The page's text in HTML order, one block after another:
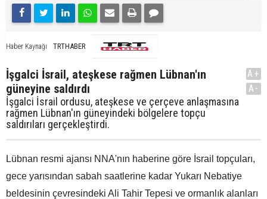
Haber Kaynağı TRTHABER
İşgalci İsrail, ateşkese rağmen Lübnan'ın
güneyine saldırdı
İşgalci İsrail ordusu, ateşkese ve çerçeve anlaşmasına
rağmen Lübnan'ın güneyindeki bölgelere topçu
saldırıları gerçekleştirdi.
A+
A-
Lübnan resmi ajansı NNA'nın haberine göre İsrail topçuları,
gece yarısından sabah saatlerine kadar Yukarı Nebatiye
beldesinin çevresindeki Ali Tahir Tepesi ve ormanlık alanları